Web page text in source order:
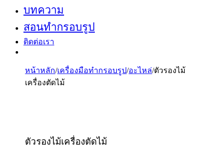
บทความ
สอนทำกรอบรูป
ติดต่อเรา
หน้าหลัก/เครื่องมือทำกรอบรูป/อะไหล่/ตัวรองไม้
เครื่องตัดไม้
ตัวรองไม้เครื่องตัดไม้